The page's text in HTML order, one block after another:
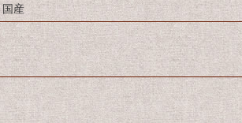
国産